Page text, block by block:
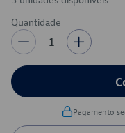
Quantidade
1
Pagamento